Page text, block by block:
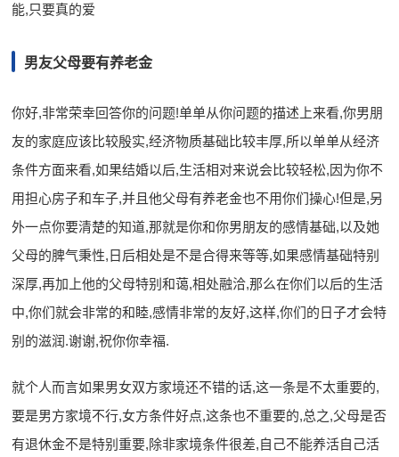
能,只要真的爱
男友父母要有养老金
你好,非常荣幸回答你的问题!单单从你问题的描述上来看,你男朋
友的家庭应该比较殷实,经济物质基础比较丰厚,所以单单从经济
条件方面来看,如果结婚以后,生活相对来说会比较轻松,因为你不
用担心房子和车子,并且他父母有养老金也不用你们操心!但是,另
外一点你要清楚的知道,那就是你和你男朋友的感情基础,以及她
父母的脾气秉性,日后相处是不是合得来等等,如果感情基础特别
深厚,再加上他的父母特别和蔼,相处融洽,那么在你们以后的生活
中,你们就会非常的和睦,感情非常的友好,这样,你们的日子才会特
别的滋润.谢谢,祝你你幸福.
就个人而言如果男女双方家境还不错的话,这一条是不太重要的,
要是男方家境不行,女方条件好点,这条也不重要的,总之,父母是否
有退休金不是特别重要,除非家境条件很差,自己不能养活自己活